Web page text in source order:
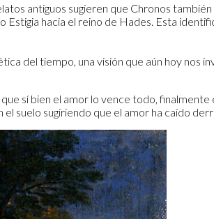
antiguos sugieren que Chronos
hacia el reino de Hades. Esta
del tiempo, una visión que aún hoy
sí bien el amor lo vence todo,
suelo sugiriendo que el amor ha caído